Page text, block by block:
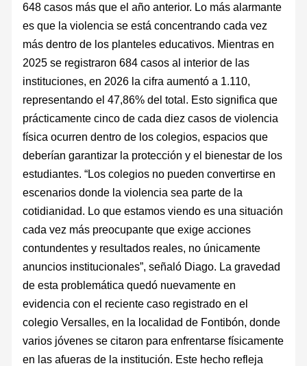
648 casos más que el año anterior. Lo más alarmante
es que la violencia se está concentrando cada vez
más dentro de los planteles educativos. Mientras en
2025 se registraron 684 casos al interior de las
instituciones, en 2026 la cifra aumentó a 1.110,
representando el 47,86% del total. Esto significa que
prácticamente cinco de cada diez casos de violencia
física ocurren dentro de los colegios, espacios que
deberían garantizar la protección y el bienestar de los
estudiantes. “Los colegios no pueden convertirse en
escenarios donde la violencia sea parte de la
cotidianidad. Lo que estamos viendo es una situación
cada vez más preocupante que exige acciones
contundentes y resultados reales, no únicamente
anuncios institucionales”, señaló Diago. La gravedad
de esta problemática quedó nuevamente en
evidencia con el reciente caso registrado en el
colegio Versalles, en la localidad de Fontibón, donde
varios jóvenes se citaron para enfrentarse físicamente
en las afueras de la institución. Este hecho refleja